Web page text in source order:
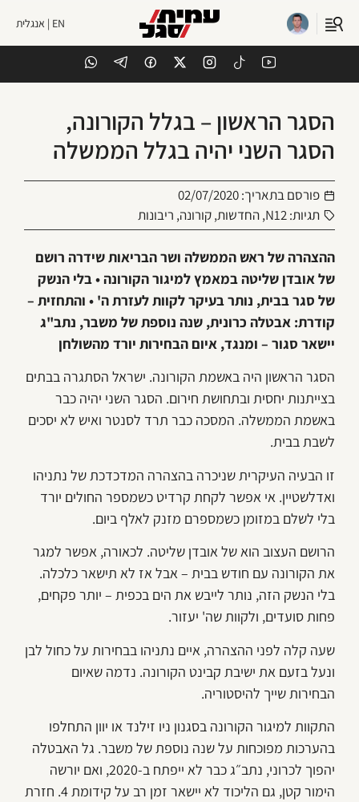
EN | אנגלית
הסגר הראשון – בגלל הקורונה,
הסגר השני יהיה בגלל הממשלה
פורסם בתאריך:02/07/2020
תגיות:N12
,החדשות,קורונה, ריבונות
ההצהרה של ראש הממשלה ושר הבריאות שידרה רושם
של אובדן שליטה במאמץ למיגור הקורונה • בלי הנשק
של סגר בבית, נותר בעיקר לקוות לעזרת ה' • והתחזית –
קודרת: אבטלה כרונית, שנה נוספת של משבר, נתב"ג
יישאר סגור – ומנגד, איום הבחירות יורד מהשולחן
הסגר הראשון היה באשמת הקורונה. ישראל הסתגרה בבתים
בצייתנות יחסית ובתחושת חירום. הסגר השני יהיה כבר
באשמת הממשלה. המסכה כבר תרד לסנטר ואיש לא יסכים
לשבת בבית.
זו הבעיה העיקרית שניכרה בהצהרה המדכדכת של נתניהו
ואדלשטיין. אי אפשר לקחת קרדיט כשמספר החולים יורד
בלי לשלם במזומן כשמספרם מזנק לאלף ביום.
הרושם העצוב הוא של אובדן שליטה. לכאורה, אפשר למגר
את הקורונה עם חודש בבית – אבל אז לא תישאר כלכלה.
בלי הנשק הזה, נותר לייבש את הים בכפית – יותר פקחים,
פחות סועדים, ולקוות שה' יעזור.
שעה קלה לפני ההצהרה, איים נתניהו בבחירות על כחול לבן
ונעל בזעם את ישיבת קבינט הקורונה. נדמה שאיום
הבחירות שייך להיסטוריה.
התקוות למיגור הקורונה בסגנון ניו זילנד או יוון התחלפו
בהערכות מפוכחות על שנה נוספת של משבר. גל האבטלה
יהפוך לכרוני, נתב״ג כבר לא ייפתח ב-2020, ואם יורשה
הימור קטן, גם הליכוד לא יישאר זמן רב על קידומת 4. חזרת